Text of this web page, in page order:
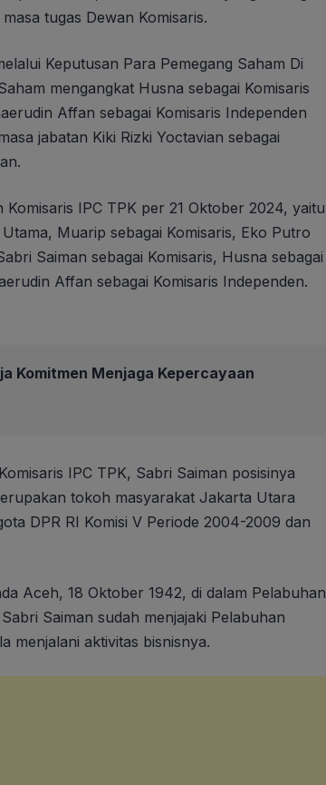
tugas Dewan Komisaris.
Keputusan Para Pemegang Saham Di
mengangkat Husna sebagai Komisaris
Affan sebagai Komisaris Independen
jabatan Kiki Rizki Yoctavian sebagai
IPC TPK per 21 Oktober 2024, yaitu
Muarip sebagai Komisaris, Eko Putro
Saiman sebagai Komisaris, Husna sebagai
Affan sebagai Komisaris Independen.
Komitmen Menjaga Kepercayaan
IPC TPK, Sabri Saiman posisinya
tokoh masyarakat Jakarta Utara
DPR RI Komisi V Periode 2004-2009 dan
Aceh, 18 Oktober 1942, di dalam Pelabuhan
Saiman sudah menjajaki Pelabuhan
menjalani aktivitas bisnisnya.